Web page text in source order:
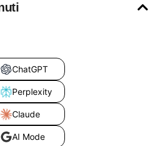
ChatGPT
Perplexity
Claude
AI Mode